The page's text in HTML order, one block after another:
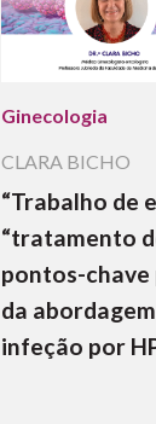
Ginecologia
CLARA BICHO
“Trabalho de
“tratamento
pontos-chave
da
infeção por